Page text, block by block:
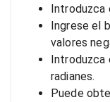
Introduzca
Ingrese el
valores
Introduzca
radianes.
Puede